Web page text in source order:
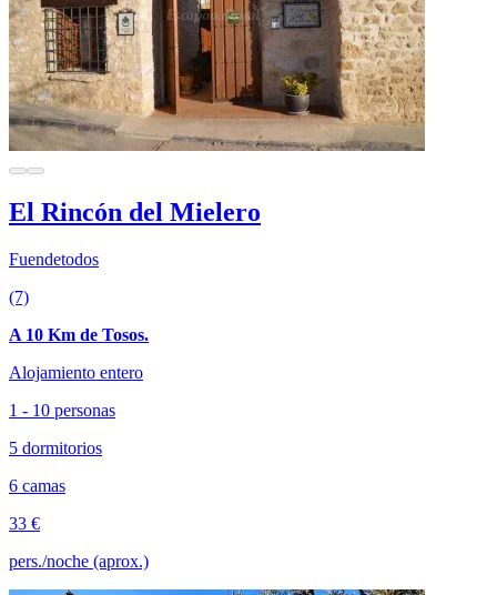
El Rincón del Mielero
Fuendetodos
(7)
A 10 Km de Tosos.
Alojamiento entero
1 - 10 personas
5 dormitorios
6 camas
33 €
pers./noche (aprox.)